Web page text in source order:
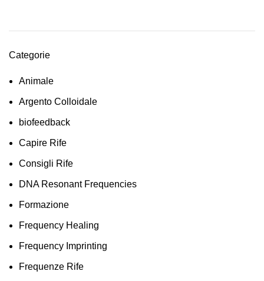
Categorie
Animale
Argento Colloidale
biofeedback
Capire Rife
Consigli Rife
DNA Resonant Frequencies
Formazione
Frequency Healing
Frequency Imprinting
Frequenze Rife